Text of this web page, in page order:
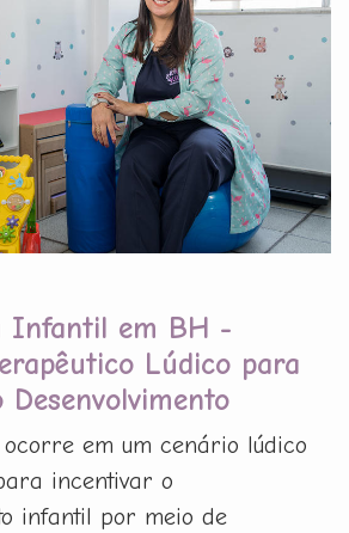
Infantil em BH -
Lúdico para
ocorre em um cenário lúdico
incentivar o
infantil por meio de